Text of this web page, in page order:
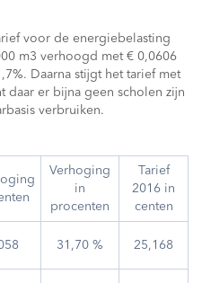
voor de energiebelasting
m3 verhoogd met € 0,0606
Daarna stijgt het tarief met
daar er bijna geen scholen zijn
verbruiken.
Verhoging
in
procenten
Tarief
2016 in
centen
31,70 % 25,168